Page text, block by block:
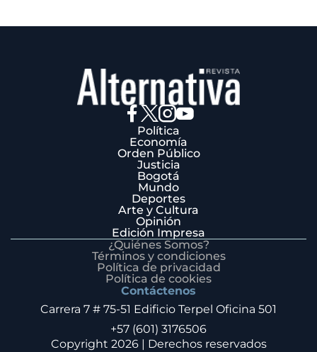
Política
Economía
Orden Público
Justicia
Bogotá
Mundo
Deportes
Arte y Cultura
Opinión
Edición Impresa
¿Quiénes Somos?
Términos y condiciones
Política de privacidad
Política de cookies
Contáctenos
Carrera 7 # 75-51 Edificio Terpel Oficina 501
+57 (601) 3176506
Copyright 2026 | Derechos reservados